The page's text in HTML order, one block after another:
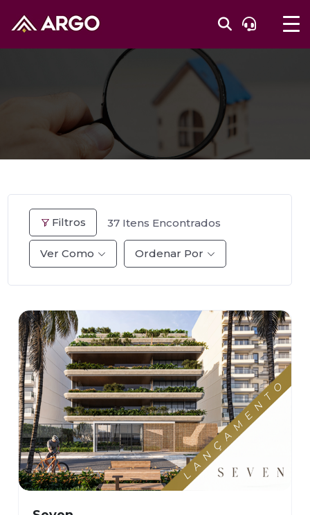
Filtros 37 Itens Encontrados
Ver Como Ordenar Por